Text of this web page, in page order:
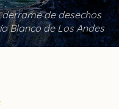
derrame de desechos
Blanco de Los Andes